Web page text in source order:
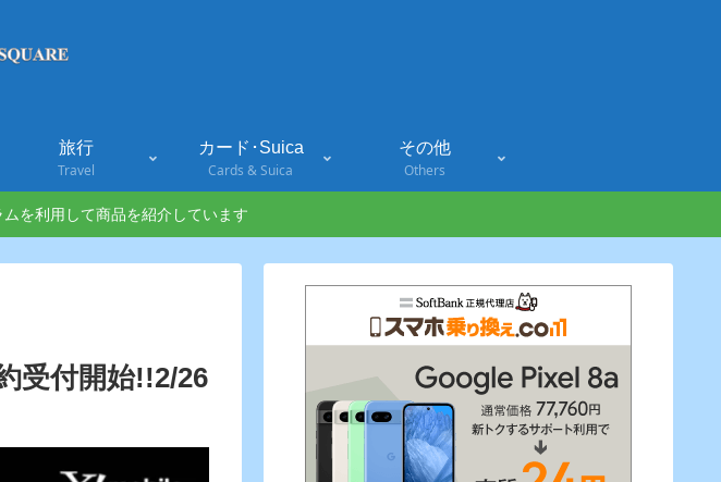
旅行
Travel
カード･Suica
Cards & Suica
その他
Others
を利用して商品を紹介しています
受付開始!!2/26